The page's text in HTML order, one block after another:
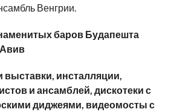
Венгрии.
баров Будапешта
выставки, инсталляции,
и ансамблей, дискотеки с
диджеями, видеомосты с